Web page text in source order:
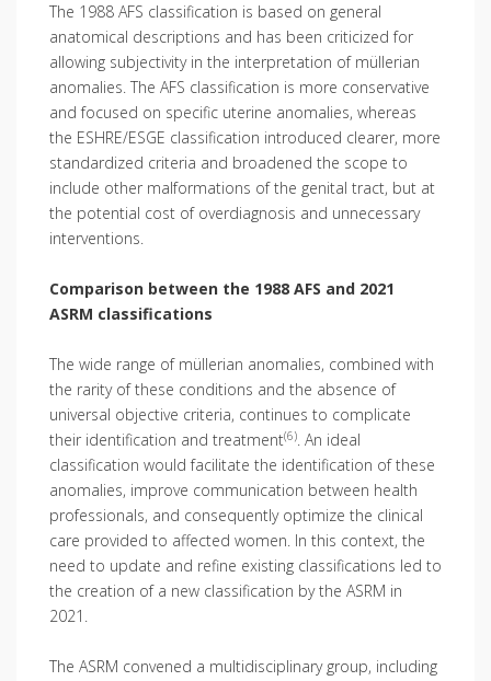
The 1988 AFS classification is based on general
anatomical descriptions and has been criticized for
allowing subjectivity in the interpretation of müllerian
anomalies. The AFS classification is more conservative
and focused on specific uterine anomalies, whereas
the ESHRE/ESGE classification introduced clearer, more
standardized criteria and broadened the scope to
include other malformations of the genital tract, but at
the potential cost of overdiagnosis and unnecessary
interventions.
Comparison between the 1988 AFS and 2021
ASRM classifications
The wide range of müllerian anomalies, combined with
the rarity of these conditions and the absence of
universal objective criteria, continues to complicate
their identification and treatment(6). An ideal
classification would facilitate the identification of these
anomalies, improve communication between health
professionals, and consequently optimize the clinical
care provided to affected women. In this context, the
need to update and refine existing classifications led to
the creation of a new classification by the ASRM in
2021.
The ASRM convened a multidisciplinary group, including